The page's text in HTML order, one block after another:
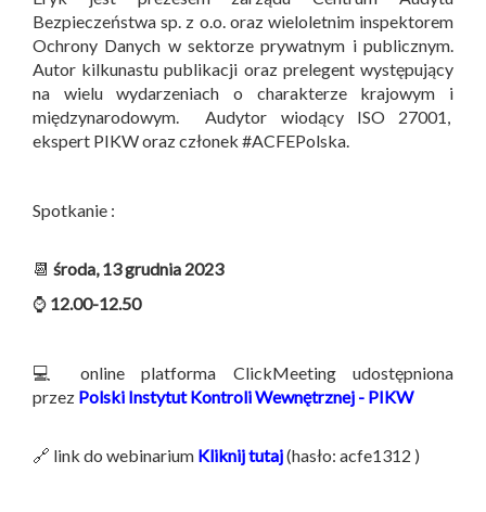
Bezpieczeństwa sp. z o.o. oraz wieloletnim inspektorem
Ochrony Danych w sektorze prywatnym i publicznym.
Autor kilkunastu publikacji oraz prelegent występujący
na wielu wydarzeniach o charakterze krajowym i
międzynarodowym. Audytor wiodący ISO 27001,
ekspert PIKW oraz członek #ACFEPolska.
Spotkanie :
📆 środa, 13 grudnia 2023
⌚ 12.00-12.50
💻 online platforma ClickMeeting udostępniona
przez Polski Instytut Kontroli Wewnętrznej - PIKW
🔗 link do webinarium Kliknij tutaj(hasło: acfe1312 )